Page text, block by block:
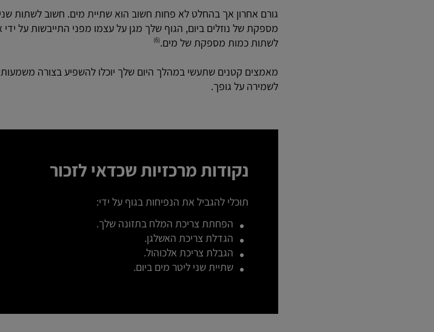
גורם אחרון אך בהחלט לא פחות חשוב הוא שתיית מים. חשוב לשתות
מספקת של נוזלים ביום, הגוף שלך מגן על עצמו מפני התייבשות על
לשתות כמות מספקת של מים.(6)
מאמצים קטנים שתעשי במהלך היום שלך יוכלו להשפיע בצורה
לשמירה על גופך.
נקודות מרכזיות שכדאי לזכור
תוכלי להגביל את הנפיחות בגוף על ידי:
הפחתת צריכת המלח בתזונה שלך.
הגדלת צריכת האשלגן.
הגבלת צריכת אלכוהול.
שתיית שני ליטר מים ביום.